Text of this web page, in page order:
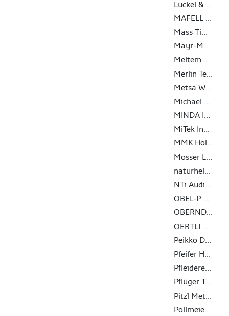
Lückel & Partner
MAFELL AG
Mass Timber Solutions GmbH
Mayr-Melnhof Holz Holding AG
Meltem GmbH
Merlin Technology GmbH
Metsä Wood
Michael Weinig Aktiengesellschaft
MINDA Industrieanlagen GmbH
MiTek Industries GmbH
MMK Holz Beton-Fertigteile GmbH
Mosser Leimholz Gesellschaft m. b. H.
naturheld GmbH & Co. KG
NTi Audio AG
OBEL-P AUTOMATION A/S
OBERNDORFER Hybrid Systems GmbH
OERTLI Werkzeuge AG
Peikko Deutschland GmbH
Pfeifer Holding GmbH
Pfleiderer Deutschland GmbH
Pflüger TOB GmbH
Pitzl Metallbau GmbH & Co. KG
Pollmeier Massivholz GmbH & Co.KG